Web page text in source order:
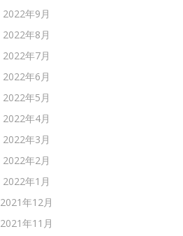
2022年9月
2022年8月
2022年7月
2022年6月
2022年5月
2022年4月
2022年3月
2022年2月
2022年1月
2021年12月
2021年11月